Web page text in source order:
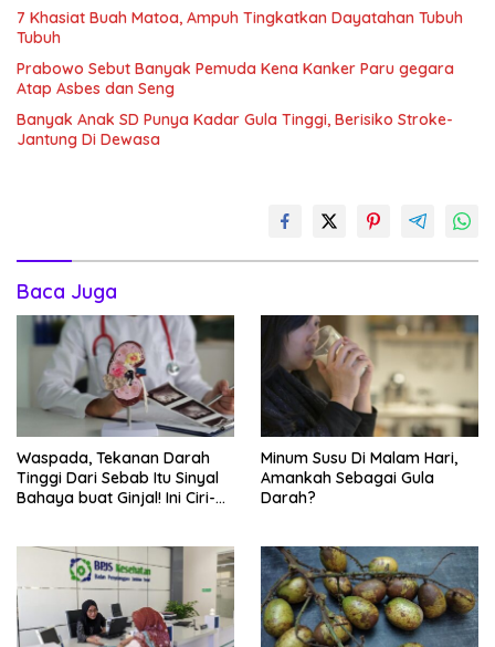
7 Khasiat Buah Matoa, Ampuh Tingkatkan Dayatahan Tubuh
Tubuh
Prabowo Sebut Banyak Pemuda Kena Kanker Paru gegara
Atap Asbes dan Seng
Banyak Anak SD Punya Kadar Gula Tinggi, Berisiko Stroke-
Jantung Di Dewasa
Baca Juga
Waspada, Tekanan Darah
Tinggi Dari Sebab Itu Sinyal
Bahaya buat Ginjal! Ini Ciri-
Minum Susu Di Malam Hari,
Amankah Sebagai Gula
Darah?